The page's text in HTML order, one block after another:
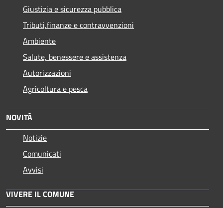
Giustizia e sicurezza pubblica
Tributi,finanze e contravvenzioni
Ambiente
Salute, benessere e assistenza
Autorizzazioni
Agricoltura e pesca
NOVITÀ
Notizie
Comunicati
Avvisi
VIVERE IL COMUNE